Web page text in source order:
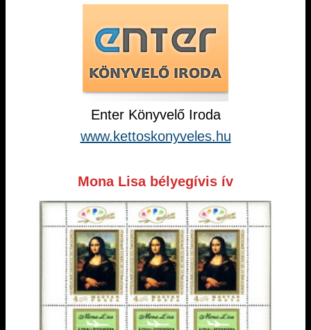
Enter Könyvelő Iroda
www.kettoskonyveles.hu
Mona Lisa bélyegívis ív